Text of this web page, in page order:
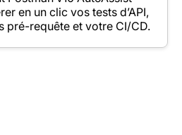
en un clic vos tests d’API,
pré-requête et votre CI/CD.